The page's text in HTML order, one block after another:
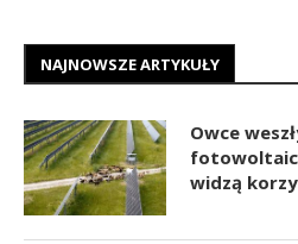
NAJNOWSZE ARTYKUŁY
Owce
widzą